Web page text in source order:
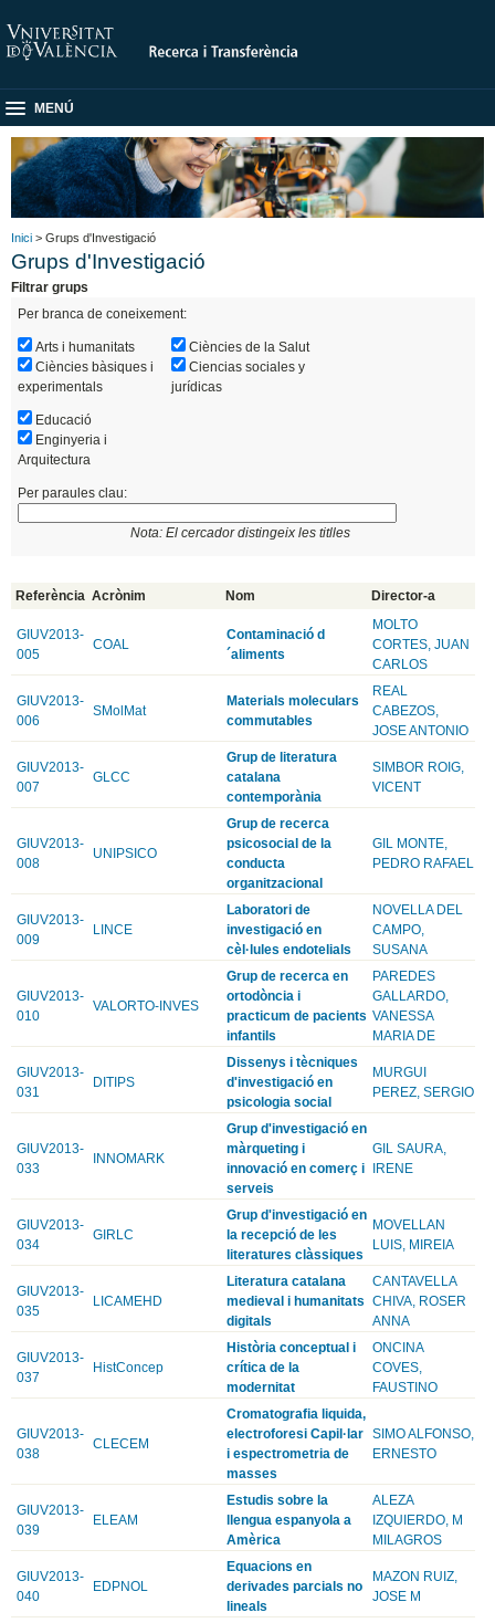
MENÚ
Inici > Grups d'Investigació
Grups d'Investigació
Filtrar grups
Per branca de coneixement:
Arts i humanitats
Ciències bàsiques i
experimentals
Ciències de la Salut
Ciencias sociales y
jurídicas
Educació
Enginyeria i
Arquitectura
Per paraules clau:
Nota: El cercador distingeix les titlles
Referència Acrònim Nom Director-a
GIUV2013-
005
COAL
Contaminació d
´aliments
MOLTO
CORTES, JUAN
CARLOS
GIUV2013-
006
SMolMat
Materials moleculars
commutables
REAL
CABEZOS,
JOSE ANTONIO
GIUV2013-
007
GLCC
Grup de literatura
catalana
contemporània
SIMBOR ROIG,
VICENT
GIUV2013-
008
UNIPSICO
Grup de recerca
psicosocial de la
conducta
organitzacional
GIL MONTE,
PEDRO RAFAEL
GIUV2013-
009
LINCE
Laboratori de
investigació en
cèl·lules endotelials
NOVELLA DEL
CAMPO,
SUSANA
GIUV2013-
010
VALORTO-INVES
Grup de recerca en
ortodòncia i
practicum de pacients
infantils
PAREDES
GALLARDO,
VANESSA
MARIA DE
GIUV2013-
031
DITIPS
Dissenys i tècniques
d'investigació en
psicologia social
MURGUI
PEREZ, SERGIO
GIUV2013-
033
INNOMARK
Grup d'investigació en
màrqueting i
innovació en comerç i
serveis
GIL SAURA,
IRENE
GIUV2013-
034
GIRLC
Grup d'investigació en
la recepció de les
literatures clàssiques
MOVELLAN
LUIS, MIREIA
GIUV2013-
035
LICAMEHD
Literatura catalana
medieval i humanitats
digitals
CANTAVELLA
CHIVA, ROSER
ANNA
GIUV2013-
037
HistConcep
Història conceptual i
crítica de la
modernitat
ONCINA
COVES,
FAUSTINO
GIUV2013-
038
CLECEM
Cromatografia liquida,
electroforesi Capil·lar
i espectrometria de
masses
SIMO ALFONSO,
ERNESTO
GIUV2013-
039
ELEAM
Estudis sobre la
llengua espanyola a
Amèrica
ALEZA
IZQUIERDO, M
MILAGROS
GIUV2013-
040
EDPNOL
Equacions en
derivades parcials no
lineals
MAZON RUIZ,
JOSE M